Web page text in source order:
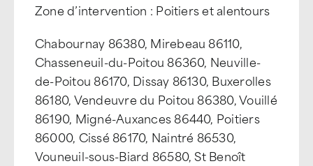
Zone d’intervention : Poitiers et alentours
Chabournay 86380, Mirebeau 86110,
Chasseneuil-du-Poitou 86360, Neuville-
de-Poitou 86170, Dissay 86130, Buxerolles
86180, Vendeuvre du Poitou 86380, Vouillé
86190, Migné-Auxances 86440, Poitiers
86000, Cissé 86170, Naintré 86530,
Vouneuil-sous-Biard 86580, St Benoît